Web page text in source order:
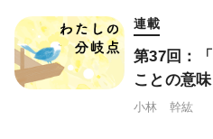
連載
第37回：
ことの意味
小林 幹紘